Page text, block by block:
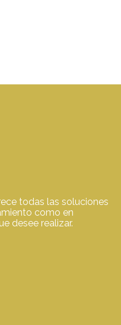
todas las soluciones
como en
desee realizar.